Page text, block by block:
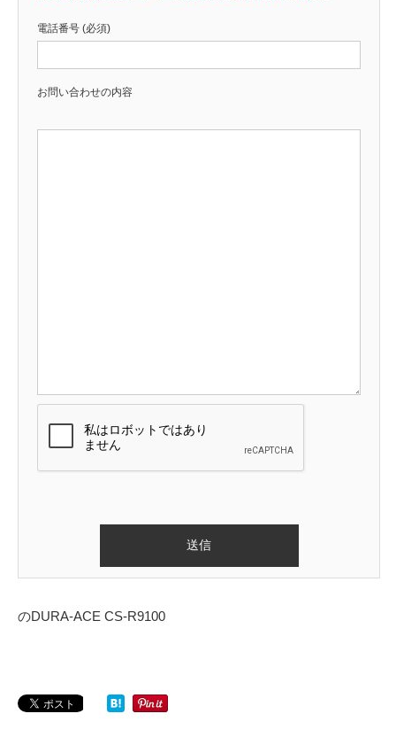
電話番号 (必須)
お問い合わせの内容
のDURA-ACE CS-R9100